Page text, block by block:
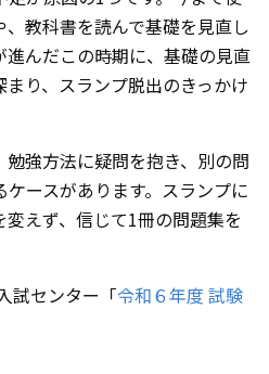
教科書を読んで基礎を見直し
進んだこの時期に、基礎の見直
り、スランプ脱出のきっかけ
強方法に疑問を抱き、別の問
ースがあります。スランプに
えず、信じて1冊の問題集を
試センター「令和６年度 試験